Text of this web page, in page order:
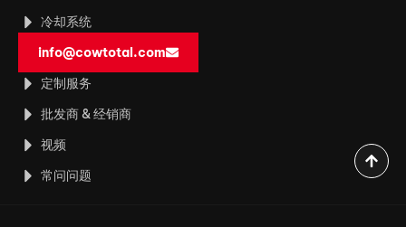
冷却系统
info@cowtotal.com
定制服务
批发商 & 经销商
视频
常问问题